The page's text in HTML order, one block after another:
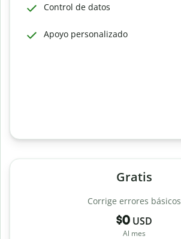
Control de datos
Apoyo personalizado
Gratis
Corrige errores básicos
$0 USD
Al mes